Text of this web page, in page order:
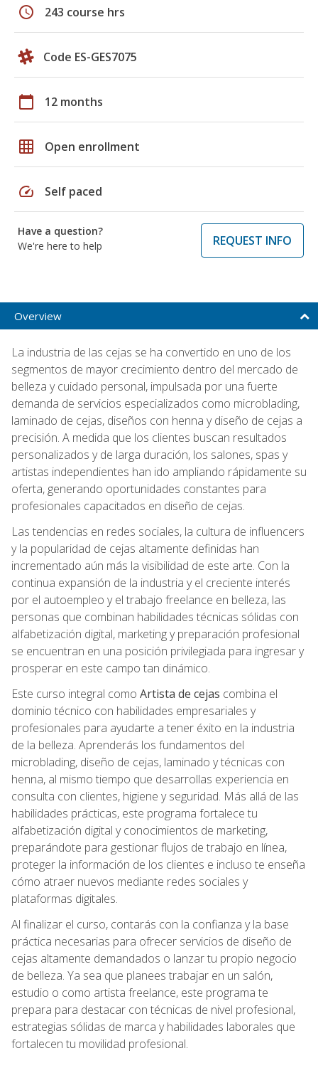
schedule 243 course hrs
Code ES-GES7075
calendar_today 12 months
grid_on Open enrollment
speed Self paced
Have a question?
We're here to help
REQUEST INFO
Overview
La industria de las cejas se ha convertido en uno de los
segmentos de mayor crecimiento dentro del mercado de
belleza y cuidado personal, impulsada por una fuerte
demanda de servicios especializados como microblading,
laminado de cejas, diseños con henna y diseño de cejas a
precisión. A medida que los clientes buscan resultados
personalizados y de larga duración, los salones, spas y
artistas independientes han ido ampliando rápidamente su
oferta, generando oportunidades constantes para
profesionales capacitados en diseño de cejas.
Las tendencias en redes sociales, la cultura de influencers
y la popularidad de cejas altamente definidas han
incrementado aún más la visibilidad de este arte. Con la
continua expansión de la industria y el creciente interés
por el autoempleo y el trabajo freelance en belleza, las
personas que combinan habilidades técnicas sólidas con
alfabetización digital, marketing y preparación profesional
se encuentran en una posición privilegiada para ingresar y
prosperar en este campo tan dinámico.
Este curso integral como Artista de cejas combina el
dominio técnico con habilidades empresariales y
profesionales para ayudarte a tener éxito en la industria
de la belleza. Aprenderás los fundamentos del
microblading, diseño de cejas, laminado y técnicas con
henna, al mismo tiempo que desarrollas experiencia en
consulta con clientes, higiene y seguridad. Más allá de las
habilidades prácticas, este programa fortalece tu
alfabetización digital y conocimientos de marketing,
preparándote para gestionar flujos de trabajo en línea,
proteger la información de los clientes e incluso te enseña
cómo atraer nuevos mediante redes sociales y
plataformas digitales.
Al finalizar el curso, contarás con la confianza y la base
práctica necesarias para ofrecer servicios de diseño de
cejas altamente demandados o lanzar tu propio negocio
de belleza. Ya sea que planees trabajar en un salón,
estudio o como artista freelance, este programa te
prepara para destacar con técnicas de nivel profesional,
estrategias sólidas de marca y habilidades laborales que
fortalecen tu movilidad profesional.